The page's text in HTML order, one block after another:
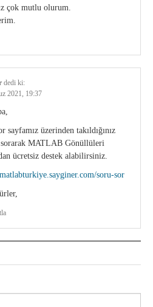
çok mutlu olurum.
dedi ki:
2021, 19:37
sayfamız üzerinden takıldığınız
MATLAB Gönüllüleri
ücretsiz destek alabilirsiniz.
soru-sor